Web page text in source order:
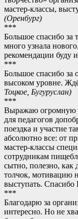
мастер-классы,
(Оренбург)
***
Большое спасибо за
много узнала
рекомендации буду
***
Большое спасибо
высоком уровне.
Тоцкое, Бугуруслан)
***
Выражаю огромную
для педагогов
поездка и участие
абсолютно все: от
мастер-классы
сотрудникам
сытно, полезно, как
толчок, мотивацию
выступать.
***
Благодарю за
интересно. Но не